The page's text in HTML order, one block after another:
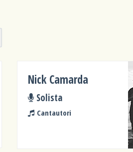
Nick Camarda
Solista
Cantautori